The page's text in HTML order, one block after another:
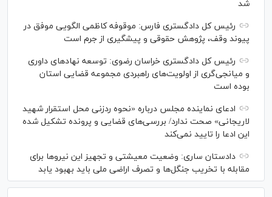
شد
رئیس کل دادگستری فارس: موقوفه کاظمی الگویی موفق در
پیوند وقف، پژوهش حقوقی و پیشگیری از جرم است
رئیس کل دادگستری خراسان رضوی: توسعه نهاد‌های داوری
و میانجی‌گری از اولویت‌های راهبردی مجموعه قضایی استان
بوده است
ادعای نماینده مجلس درباره «نحوه ردزنی محل استقرار شهید
لاریجانی» صحت ندارد/ بررسی‌های قضایی و پرونده تشکیل شده
این ادعا را تایید نمی‌کند
دادستان ساری: وضعیت معیشتی و تجهیز این نیرو‌ها برای
مقابله با تخریب جنگل‌ها و تصرف اراضی ملی باید بهبود یابد